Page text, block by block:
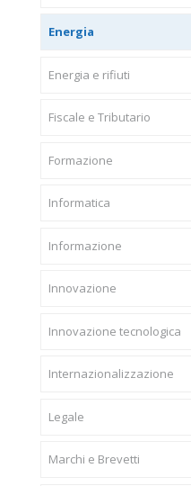
Energia
Energia e rifiuti
Fiscale e Tributario
Formazione
Informatica
Informazione
Innovazione
Innovazione tecnologica
Internazionalizzazione
Legale
Marchi e Brevetti